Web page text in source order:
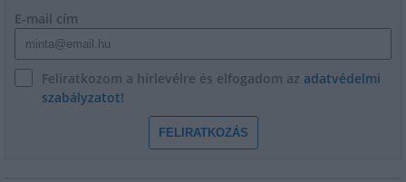
E-mail cím
Feliratkozom a hírlevélre és elfogadom az adatvédelmi
szabályzatot!
FELIRATKOZÁS